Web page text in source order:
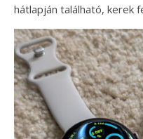
hátlapján található, kerek